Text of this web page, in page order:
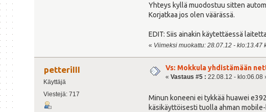
Yhteys kyllä muodostuu sitten
Korjatkaa jos olen väärässä.
EDIT: Siis ainakin käytettäessä
« Viimeksi muokattu: 28.07.12 - klo:13.47
petteriIII
Käyttäjä
Viestejä: 717
Vs: Mokkula yhdistämään
«Vastaus #5 : 22.08.12 - klo:06.08
Minun koneeni ei tykkää huawei
käsikäyttöisesti tuolla ahman